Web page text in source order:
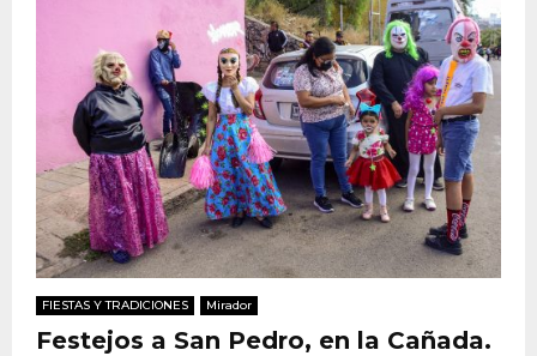
FIESTAS Y TRADICIONES Mirador
Festejos a San Pedro, en la Cañada.